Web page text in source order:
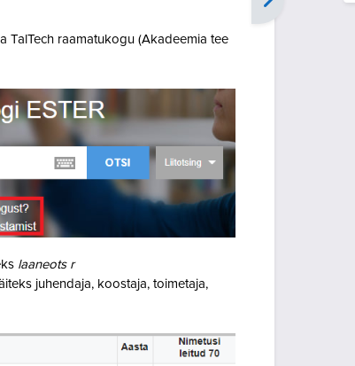
TalTech raamatukogu (Akadeemia tee
laaneots r
juhendaja, koostaja, toimetaja,